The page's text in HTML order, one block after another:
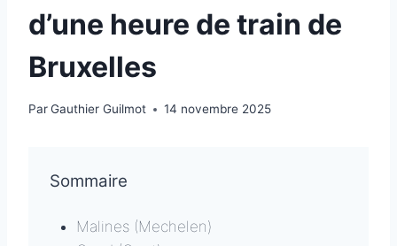
d’une heure de train de
Bruxelles
ParGauthier Guilmot 14 novembre 2025
Sommaire
Malines (Mechelen)